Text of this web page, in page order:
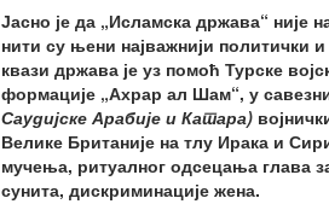
Јасно је да „Исламска држава“ није
нити су њени најважнији политички
квази држава је уз помоћ Турске
формације „Ахрар ал Шам“, у
Саудијске Арабије и Катара)
Велике Британије на тлу Ирака и
мучења, ритуалног одсецања
сунита, дискриминације жена.